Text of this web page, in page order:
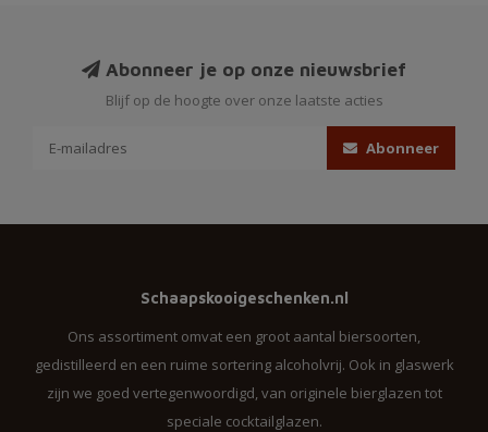
Abonneer je op onze nieuwsbrief
Blijf op de hoogte over onze laatste acties
Abonneer
Schaapskooigeschenken.nl
Ons assortiment omvat een groot aantal biersoorten,
gedistilleerd en een ruime sortering alcoholvrij. Ook in glaswerk
zijn we goed vertegenwoordigd, van originele bierglazen tot
speciale cocktailglazen.